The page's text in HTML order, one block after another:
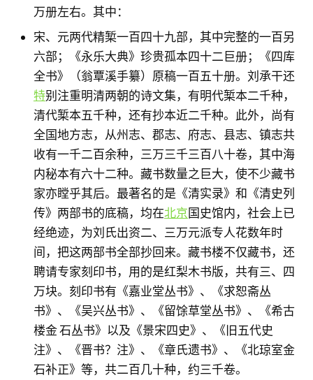
万册左右。其中：
宋、元两代精椠一百四十九部，其中完整的一百另
六部；《永乐大典》珍贵孤本四十二巨册；《四库
全书》（翁覃溪手纂）原稿一百五十册。刘承干还
特别注重明清两朝的诗文集，有明代椠本二千种，
清代椠本五千种，还有抄本近二千种。此外，尚有
全国地方志，从州志、郡志、府志、县志、镇志共
收有一千二百余种，三万三千三百八十卷，其中海
内秘本有六十二种。藏书数量之巨大，使不少藏书
家亦瞠乎其后。最著名的是《清实录》和《清史列
传》两部书的底稿，均在北京国史馆内，社会上已
经绝迹，为刘氏出资二、三万元派专人花数年时
间，把这两部书全部抄回来。藏书楼不仅藏书，还
聘请专家刻印书，用的是红梨木书版，共有三、四
万块。刻印书有《嘉业堂丛书》、《求恕斋丛
书》、《吴兴丛书》、《留馀草堂丛书》、《希古
楼金 石丛书》以及《景宋四史》、《旧五代史
注》、《晋书？注》、《章氏遗书》、《北琼室金
石补正》等，共二百几十种，约三千卷。